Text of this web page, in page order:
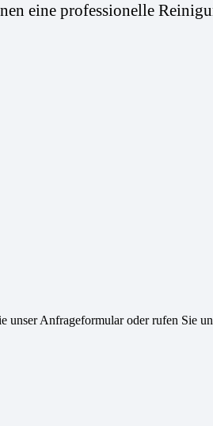
eine professionelle
unser Anfrageformular oder rufen Sie